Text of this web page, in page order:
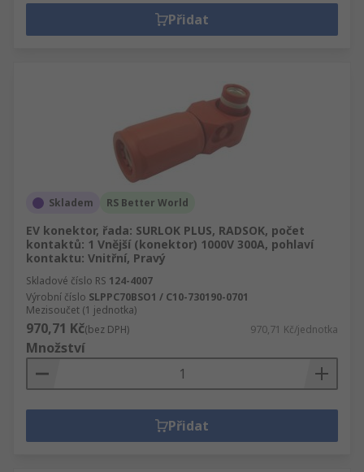
Přidat
Skladem RS Better World
EV konektor, řada: SURLOK PLUS, RADSOK, počet
kontaktů: 1 Vnější (konektor) 1000V 300A, pohlaví
kontaktu: Vnitřní, Pravý
Skladové číslo RS 124-4007
Výrobní číslo SLPPC70BSO1 / C10-730190-0701
Mezisoučet (1 jednotka)
970,71 Kč(bez DPH) 970,71 Kč/jednotka
Množství
Přidat